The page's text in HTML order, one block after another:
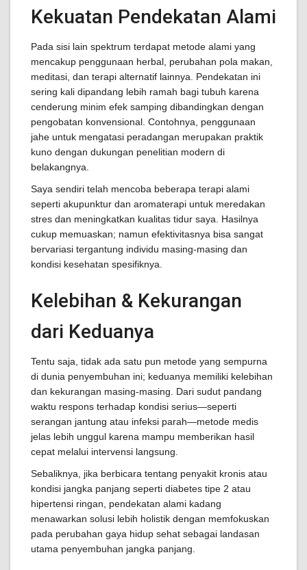
Kekuatan Pendekatan Alami
Pada sisi lain spektrum terdapat metode alami yang
mencakup penggunaan herbal, perubahan pola makan,
meditasi, dan terapi alternatif lainnya. Pendekatan ini
sering kali dipandang lebih ramah bagi tubuh karena
cenderung minim efek samping dibandingkan dengan
pengobatan konvensional. Contohnya, penggunaan
jahe untuk mengatasi peradangan merupakan praktik
kuno dengan dukungan penelitian modern di
belakangnya.
Saya sendiri telah mencoba beberapa terapi alami
seperti akupunktur dan aromaterapi untuk meredakan
stres dan meningkatkan kualitas tidur saya. Hasilnya
cukup memuaskan; namun efektivitasnya bisa sangat
bervariasi tergantung individu masing-masing dan
kondisi kesehatan spesifiknya.
Kelebihan & Kekurangan
dari Keduanya
Tentu saja, tidak ada satu pun metode yang sempurna
di dunia penyembuhan ini; keduanya memiliki kelebihan
dan kekurangan masing-masing. Dari sudut pandang
waktu respons terhadap kondisi serius—seperti
serangan jantung atau infeksi parah—metode medis
jelas lebih unggul karena mampu memberikan hasil
cepat melalui intervensi langsung.
Sebaliknya, jika berbicara tentang penyakit kronis atau
kondisi jangka panjang seperti diabetes tipe 2 atau
hipertensi ringan, pendekatan alami kadang
menawarkan solusi lebih holistik dengan memfokuskan
pada perubahan gaya hidup sehat sebagai landasan
utama penyembuhan jangka panjang.